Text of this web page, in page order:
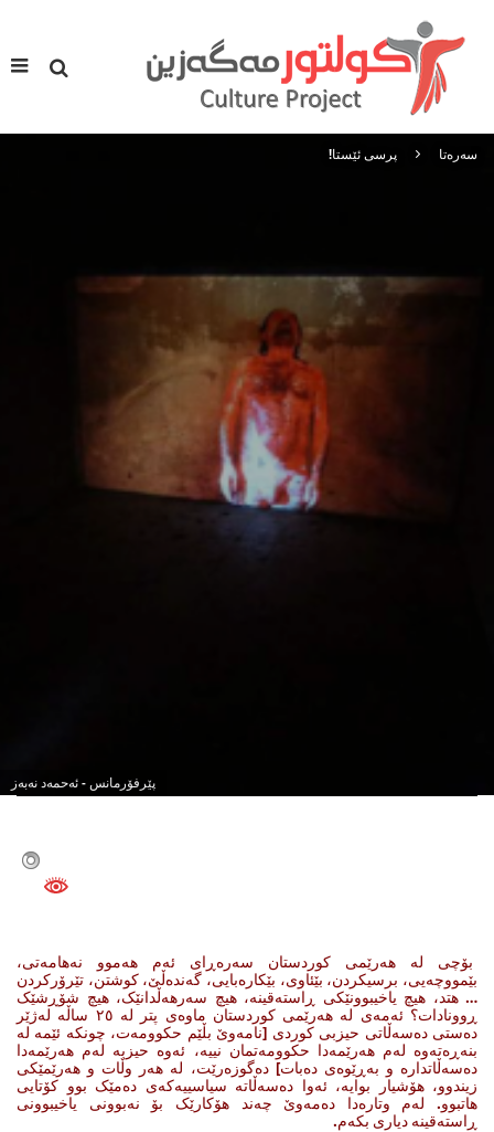
سه‌ره‌تا پرسی ئێستا!
پێرفۆرمانس - ئه‌حمه‌د نه‌به‌ز
بۆچی لە هەرێمی کوردستان سەرەڕای ئەم هەموو نەهامەتی،
بێمووچەیی، برسیکردن، بێئاوی، بێکارەبایی، گەندەڵێ، کوشتن، تێرۆرکردن
… هتد، هیچ یاخیبوونێکی ڕاستەقینە، هیچ سەرهەڵدانێک، هیچ شۆڕشێک
ڕوونادات؟ ئەمەی لە هەرێمی کوردستان ماوەی پتر لە ٢٥ ساڵە لەژێر
دەستی دەسەڵاتی حیزبی کوردی [نامەوێ بڵێم حکوومەت، چونکە ئێمە لە
بنەڕەتەوە لەم هەرێمەدا حکوومەتمان نییە، ئەوە حیزبە لەم هەرێمەدا
دەسەڵاتدارە و بەڕێوەی دەبات] دەگوزەرێت، لە هەر وڵات و هەرێمێکی
زیندوو، هۆشیار بوایە، ئەوا دەسەڵاتە سیاسییەکەی دەمێک بوو کۆتایی
هاتبوو. لەم وتارەدا دەمەوێ چەند هۆکارێک بۆ نەبوونی یاخیبوونی
ڕاستەقینە دیاری بکەم.